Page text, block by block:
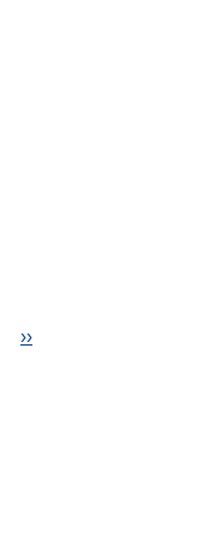
Nächste Seite
››